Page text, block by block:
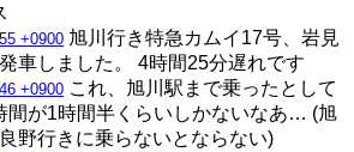
+0900 旭川行き特急カムイ17号、岩見
車しました。 4時間25分遅れです
+0900 これ、旭川駅まで乗ったとして
間が1時間半くらいしかないなあ… (旭
野行きに乗らないとならない)